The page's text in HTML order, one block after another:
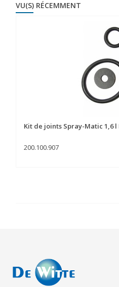
VU(S) RÉCEMMENT
Kit de joints Spray-Matic 1,6 l
200.100.907